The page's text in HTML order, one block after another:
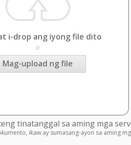
i-drop ang iyong file dito
o
Mag-upload ng file
tinatanggal sa aming mga
ikaw ay sumasang-ayon sa aming